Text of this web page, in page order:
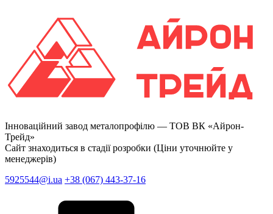
Інноваційний завод металопрофілю — ТОВ ВК «Айрон-
Трейд»
Сайт знаходиться в стадії розробки (Ціни уточнюйте у
менеджерів)
5925544@i.ua +38 (067) 443-37-16